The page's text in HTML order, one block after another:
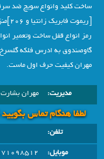
ساخت کلید وانواع سویچ ضد
رمز انواع قفل ساخت وتعمیر
گاوصندوق به ادرس فلکه
مهران کیفیت حرف اول ماست.
مدیریت: مهران بشارت
لطفا هنگام تماس
تلفن:
موبایل: